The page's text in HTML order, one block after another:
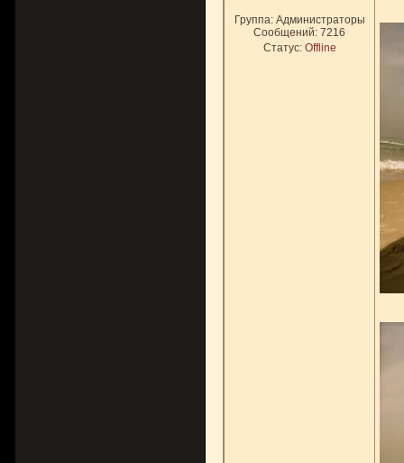
Группа: Администраторы
Сообщений: 7216
Статус: Offline